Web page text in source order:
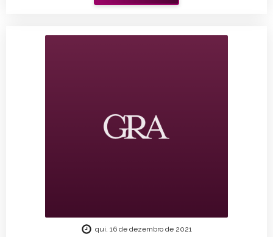
qui, 16 de dezembro de 2021